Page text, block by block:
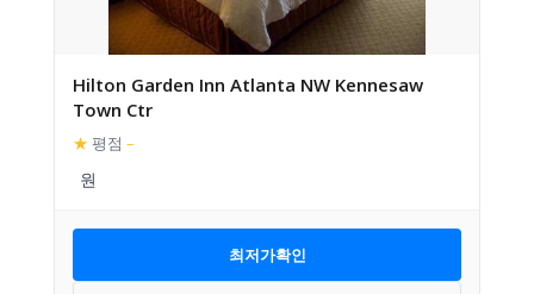
Hilton Garden Inn Atlanta NW Kennesaw
Town Ctr
★ 평점 –
최저가확인